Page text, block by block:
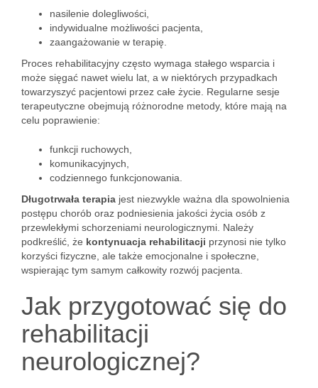
nasilenie dolegliwości,
indywidualne możliwości pacjenta,
zaangażowanie w terapię.
Proces rehabilitacyjny często wymaga stałego wsparcia i
może sięgać nawet wielu lat, a w niektórych przypadkach
towarzyszyć pacjentowi przez całe życie. Regularne sesje
terapeutyczne obejmują różnorodne metody, które mają na
celu poprawienie:
funkcji ruchowych,
komunikacyjnych,
codziennego funkcjonowania.
Długotrwała terapia jest niezwykle ważna dla spowolnienia
postępu chorób oraz podniesienia jakości życia osób z
przewlekłymi schorzeniami neurologicznymi. Należy
podkreślić, że kontynuacja rehabilitacji przynosi nie tylko
korzyści fizyczne, ale także emocjonalne i społeczne,
wspierając tym samym całkowity rozwój pacjenta.
Jak przygotować się do
rehabilitacji
neurologicznej?